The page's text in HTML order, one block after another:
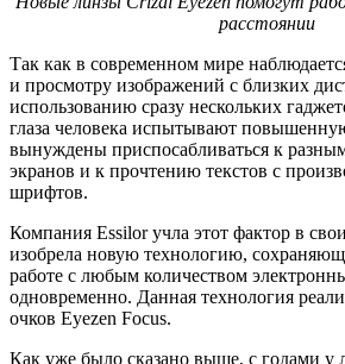
расстоянии
Так как в современном мире
и просмотру изображений с близких
использованию сразу нескольких
глаза человека испытывают
вынуждены приспосабливаться к
экранов и к прочтению текстов с
шрифтов.
Компания Essilor учла этот фактор в
изобрела новую технологию,
работе с любым количеством
одновременно. Данная технология
очков Eyezen Focus.
Как уже было сказано выше, с годами у